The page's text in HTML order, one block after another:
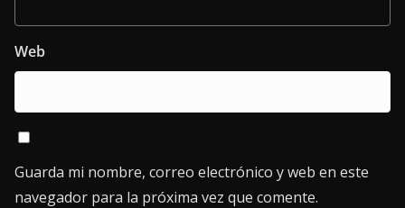
Web
Guarda mi nombre, correo electrónico y web en este
navegador para la próxima vez que comente.